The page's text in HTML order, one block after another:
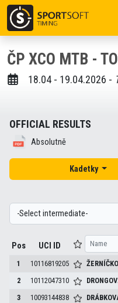
ČP XCO MTB -
18.04 - 19.04.2026 -
OFFICIAL RESULTS
Absolutně
Kadetky
Pos UCI ID
1 10116819205
2
10112047310
3
10093144838